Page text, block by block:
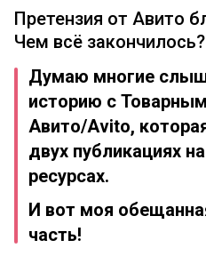
Претензия от Авито
Чем всё закончилось?
Думаю многие
историю с
Авито/Avito,
двух публикациях
ресурсах.
И вот моя
часть!